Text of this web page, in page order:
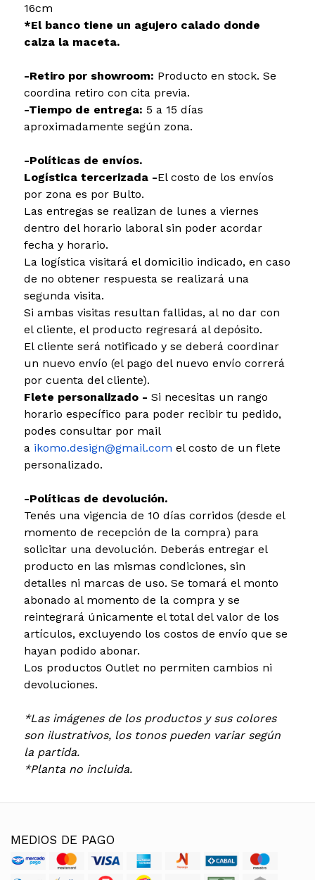
16cm
*El banco tiene un agujero calado donde
calza la maceta.
-Retiro por showroom: Producto en stock. Se
coordina retiro con cita previa.
-Tiempo de entrega: 5 a 15 días
aproximadamente según zona.
-Políticas de envíos.
Logística tercerizada -El costo de los envíos
por zona es por Bulto.
Las entregas se realizan de lunes a viernes
dentro del horario laboral sin poder acordar
fecha y horario.
La logística visitará el domicilio indicado, en caso
de no obtener respuesta se realizará una
segunda visita.
Si ambas visitas resultan fallidas, al no dar con
el cliente, el producto regresará al depósito.
El cliente será notificado y se deberá coordinar
un nuevo envío (el pago del nuevo envío correrá
por cuenta del cliente).
Flete personalizado - Si necesitas un rango
horario específico para poder recibir tu pedido,
podes consultar por mail
a ikomo.design@gmail.com el costo de un flete
personalizado.
-Políticas de devolución.
Tenés una vigencia de 10 días corridos (desde el
momento de recepción de la compra) para
solicitar una devolución. Deberás entregar el
producto en las mismas condiciones, sin
detalles ni marcas de uso. Se tomará el monto
abonado al momento de la compra y se
reintegrará únicamente el total del valor de los
artículos, excluyendo los costos de envío que se
hayan podido abonar.
Los productos Outlet no permiten cambios ni
devoluciones.
*Las imágenes de los productos y sus colores
son ilustrativos, los tonos pueden variar según
la partida.
*Planta no incluida.
MEDIOS DE PAGO